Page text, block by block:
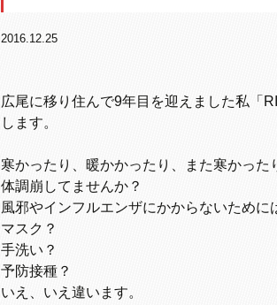
2016.12.25
広尾に移り住んで9年目を迎えました私「
します。
寒かったり、暖かかったり、また寒かった
体調崩してませんか？
風邪やインフルエンザにかからないために
マスク？
手洗い？
予防接種？
いえ、いえ違います。